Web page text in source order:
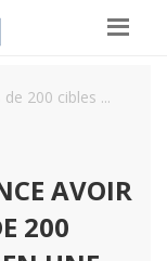
200 cibles ...
AVOIR
200